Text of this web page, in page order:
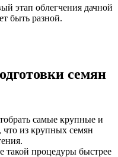
этап облегчения дачной
быть разной.
семян
самые крупные и
что из крупных семян
такой процедуры быстрее